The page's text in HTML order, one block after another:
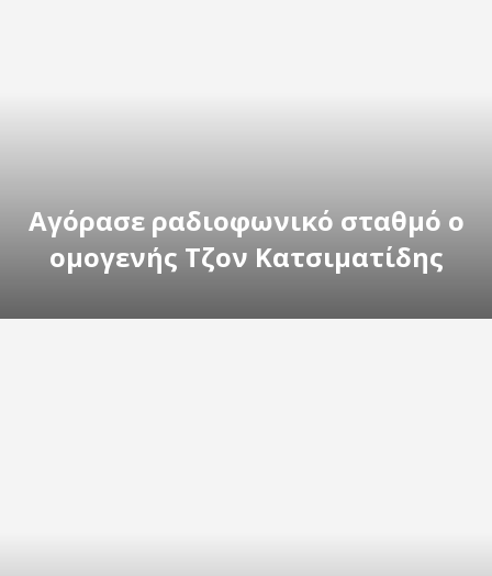
Αγόρασε ραδιοφωνικό σταθμό ο
ομογενής Τζον Κατσιματίδης